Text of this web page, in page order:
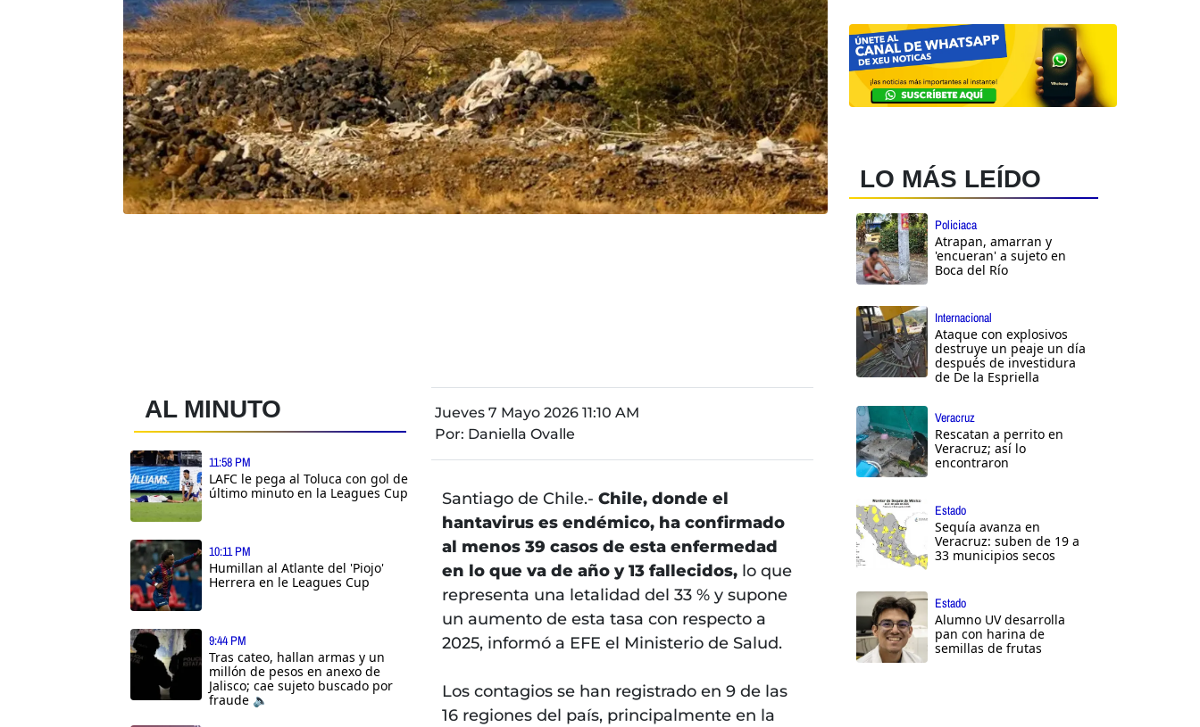
AL MINUTO
11:58 PM
LAFC le pega al Toluca con gol de
último minuto en la Leagues Cup
10:11 PM
Humillan al Atlante del 'Piojo'
Herrera en le Leagues Cup
9:44 PM
Tras cateo, hallan armas y un
millón de pesos en anexo de
Jalisco; cae sujeto buscado por
fraude 🔈
Jueves 7 Mayo 2026 11:10 AM
Por: Daniella Ovalle
Santiago de Chile.- Chile, donde el
hantavirus es endémico, ha confirmado
al menos 39 casos de esta enfermedad
en lo que va de año y 13 fallecidos,lo que
representa una letalidad del 33 % y supone
un aumento de esta tasa con respecto a
2025, informó a EFE el Ministerio de Salud.
Los contagios se han registrado en 9 de las
16 regiones del país, principalmente en la
LO MÁS LEÍDO
Policiaca
Atrapan, amarran y
'encueran' a sujeto en
Boca del Río
Internacional
Ataque con explosivos
destruye un peaje un día
después de investidura
de De la Espriella
Veracruz
Rescatan a perrito en
Veracruz; así lo
encontraron
Estado
Sequía avanza en
Veracruz: suben de 19 a
33 municipios secos
Estado
Alumno UV desarrolla
pan con harina de
semillas de frutas